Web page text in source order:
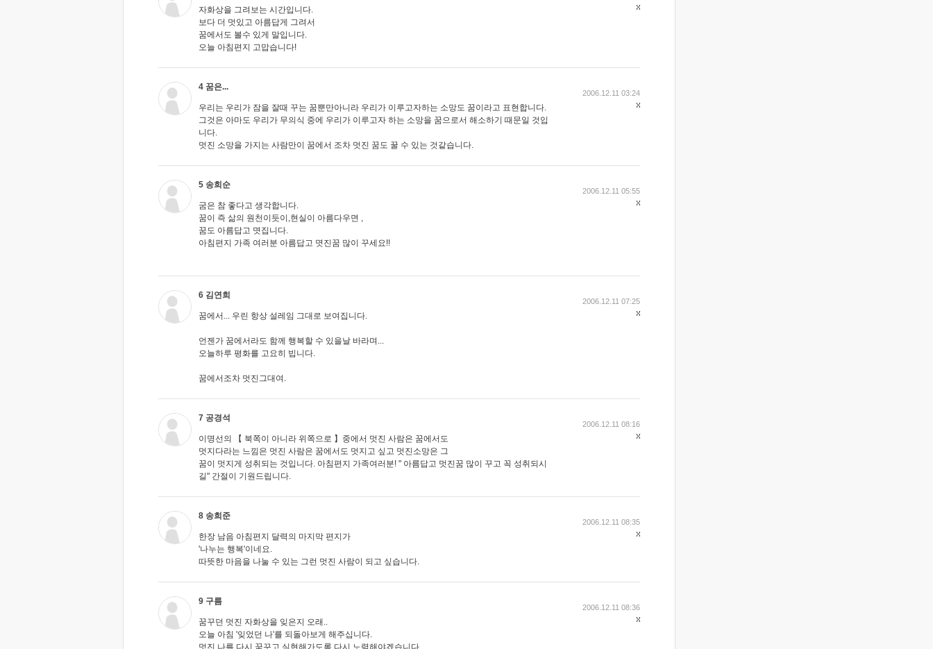
자화상을 그려보는 시간입니다.
보다 더 멋있고 아름답게 그려서
꿈에서도 볼수 있게 말입니다.
오늘 아침편지 고맙습니다!
4 꿈은...
우리는 우리가 잠을 잘때 꾸는 꿈뿐만아니라 우리가 이루고자하는 소망도 꿈이라고 표현합니다.
그것은 아마도 우리가 무의식 중에 우리가 이루고자 하는 소망을 꿈으로서 해소하기 때문일 것입
니다.
멋진 소망을 가지는 사람만이 꿈에서 조차 멋진 꿈도 꿀 수 있는 것같습니다.
2006.12.11 03:24
5 송희순
굼은 참 좋다고 생각합니다.
꿈이 즉 삶의 원천이듯이,현실이 아름다우면 ,
꿈도 아름답고 몃집니다.
아침편지 가족 여러분 아름답고 몃진꿈 많이 꾸세요!!
2006.12.11 05:55
6 김연희
꿈에서... 우린 항상 설레임 그대로 보여집니다.
언젠가 꿈에서라도 함께 행복할 수 있을날 바라며...
오늘하루 평화를 고요히 빕니다.
꿈에서조차 멋진그대여.
2006.12.11 07:25
7 공경석
이명선의 【 북쪽이 아니라 위쪽으로 】중에서 멋진 사람은 꿈에서도
멋지다라는 느낌은 멋진 사람은 꿈에서도 멋지고 싶고 멋진소망은 그
꿈이 멋지게 성취되는 것입니다. 아침편지 가족여러분! " 아름답고 멋진꿈 많이 꾸고 꼭 성취되시
길" 간절이 기원드립니다.
2006.12.11 08:16
8 송희준
한장 남음 아침편지 달력의 마지막 편지가
'나누는 행복'이네요.
따뜻한 마음을 나눌 수 있는 그런 멋진 사람이 되고 싶습니다.
2006.12.11 08:35
9 구름
꿈꾸던 멋진 자화상을 잊은지 오래..
오늘 아침 '잊었던 나'를 되돌아보게 해주십니다.
멋진 나를 다시 꿈꾸고 실현해가도록 다시 노력해야겠습니다.
2006.12.11 08:36